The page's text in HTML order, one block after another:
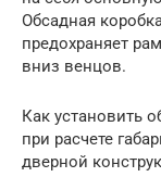
Обсадная
предохраняет
вниз венцов.
Как установить
при расчете
дверной